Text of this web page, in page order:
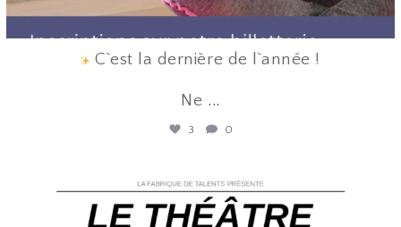
C`est la dernière de l`année !
Ne ...
3 0
Juin 12